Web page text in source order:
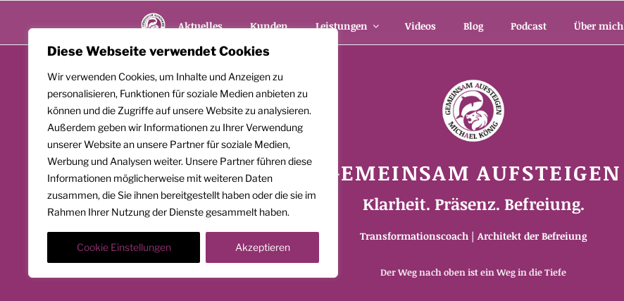
Diese Webseite verwendet Cookies
Wir verwenden Cookies, um Inhalte und Anzeigen zu
personalisieren, Funktionen für soziale Medien anbieten zu
können und die Zugriffe auf unsere Website zu analysieren.
Außerdem geben wir Informationen zu Ihrer Verwendung
unserer Website an unsere Partner für soziale Medien,
Werbung und Analysen weiter. Unsere Partner führen diese
Informationen möglicherweise mit weiteren Daten
zusammen, die Sie ihnen bereitgestellt haben oder die sie im
Rahmen Ihrer Nutzung der Dienste gesammelt haben.
Cookie Einstellungen Akzeptieren
springen
GEMEINSAM AUFSTEIGEN
Klarheit. Präsenz. Befreiung.
Transformationscoach | Architekt der Befreiung
Der Weg nach oben ist ein Weg in die Tiefe
Aktuelles Kunden Leistungen Videos Blog Podcast Über mich